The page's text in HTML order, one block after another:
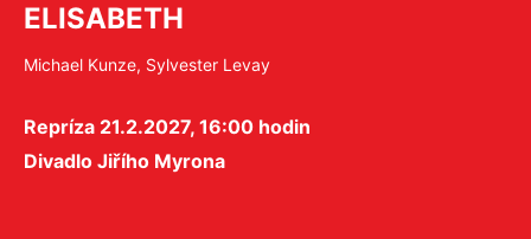
ELISABETH
Michael Kunze, Sylvester Levay
Repríza 21.2.2027, 16:00 hodin
Divadlo Jiřího Myrona